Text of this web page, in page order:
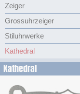
Zeiger
Grossuhrzeiger
Stiluhrwerke
Kathedral
Kathedral